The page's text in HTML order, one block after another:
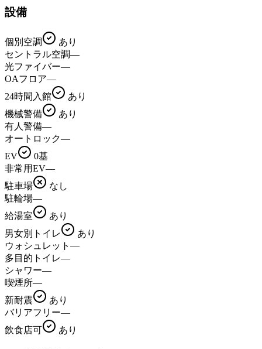
設備
個別空調
あり
セントラル空調—
光ファイバー—
OAフロア—
24時間入館
あり
機械警備
あり
有人警備—
オートロック—
EV
0基
非常用EV—
駐車場
なし
駐輪場—
給湯室
あり
男女別トイレ
あり
ウォシュレット —
多目的トイレ—
シャワー—
喫煙所—
新耐震
あり
バリアフリー—
飲食店可
あり